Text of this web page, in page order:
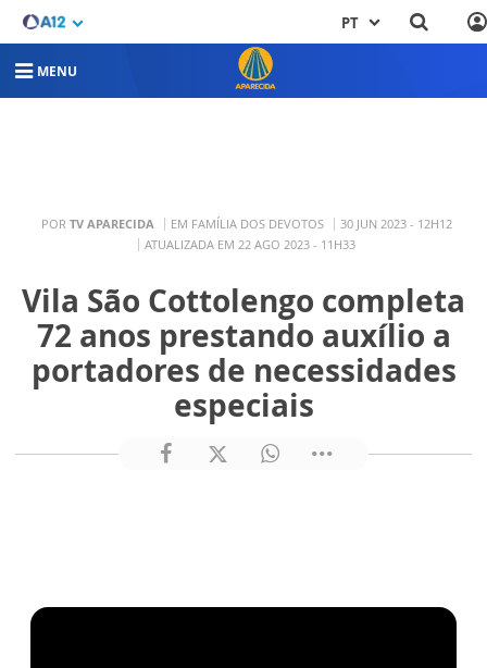
PT
MENU
POR TV APARECIDA EM FAMÍLIA DOS DEVOTOS
30 JUN 2023 - 12H12
ATUALIZADA EM 22 AGO 2023 - 11H33
Vila São Cottolengo completa
72 anos prestando auxílio a
portadores de necessidades
especiais